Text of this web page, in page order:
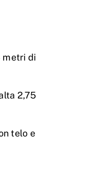
metri di
2,75
telo e